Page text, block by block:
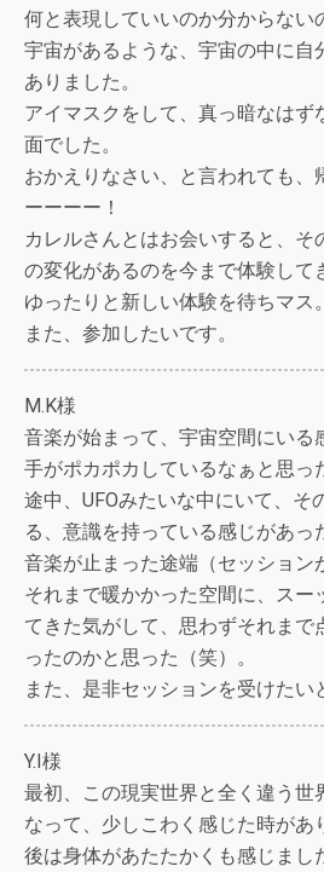
何と表現していいのか分からない
宇宙があるような、宇宙の中に自
ありました。
アイマスクをして、真っ暗なはず
面でした。
おかえりなさい、と言われても、
ーーーー！
カレルさんとはお会いすると、そ
の変化があるのを今まで体験して
ゆったりと新しい体験を待ちマス。
また、参加したいです。
M.K様
音楽が始まって、宇宙空間にいる
手がポカポカしているなぁと思っ
途中、UFOみたいな中にいて、そ
る、意識を持っている感じがあっ
音楽が止まった途端（セッション
それまで暖かかった空間に、スー
てきた気がして、思わずそれまで
ったのかと思った（笑）。
また、是非セッションを受けたい
Y.I様
最初、この現実世界と全く違う世
なって、少しこわく感じた時があ
後は身体があたたかくも感じまし